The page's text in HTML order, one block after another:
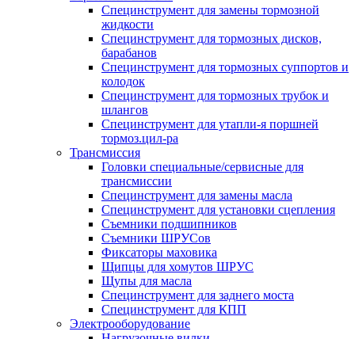
Специнструмент для замены тормозной
жидкости
Специнструмент для тормозных дисков,
барабанов
Специнструмент для тормозных суппортов и
колодок
Специнструмент для тормозных трубок и
шлангов
Специнструмент для утапли-я поршней
тормоз.цил-ра
Трансмиссия
Головки специальные/сервисные для
трансмиссии
Специнструмент для замены масла
Специнструмент для установки сцепления
Съемники подшипников
Съемники ШРУСов
Фиксаторы маховика
Щипцы для хомутов ШРУС
Щупы для масла
Специнструмент для заднего моста
Специнструмент для КПП
Электрооборудование